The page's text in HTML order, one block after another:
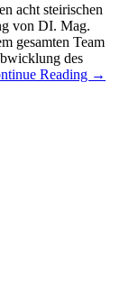
acht steirischen
von DI. Mag.
gesamten Team
des
Reading →